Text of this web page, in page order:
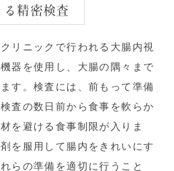
精密検査
リニックで行われる大腸内視
器を使用し、大腸の隅々まで
す。検査には、前もって準備
査の数日前から食事を軟らか
を避ける食事制限が入りま
を服用して腸内をきれいにす
らの準備を適切に行うこと